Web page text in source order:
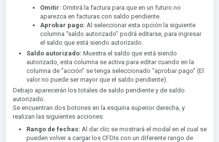
Omitir: Omitirá la factura para que en un futuro no
aparezca en facturas con saldo pendiente.
Aprobar pago: Al seleccionar esta opción la siguiente
columna “saldo autorizado” podrá editarse, para ingresar
el saldo que está siendo autorizado.
Saldo autorizado: Muestra el saldo que está siendo
autorizado, esta columna se activa para editar cuando en la
columna de “acción” se tenga seleccionado “aprobar pago” (El
valor no puede ser mayor que el saldo pendiente).
Debajo aparecerán los totales de saldo pendiente y de saldo
autorizado.
Se encuentran dos botones en la esquina superior derecha, y
realizan las siguientes acciones:
Rango de fechas: Al dar clic se mostrará el modal en el cual se
pueden volver a cargar los CFDIs con un diferente rango de